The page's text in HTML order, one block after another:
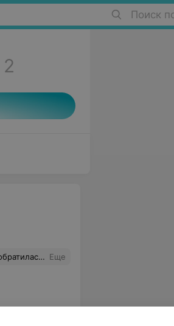
Поиск
2
учитывает все пожелания и работает на совесть! Михаил Огромное Вам спасибо! Еще